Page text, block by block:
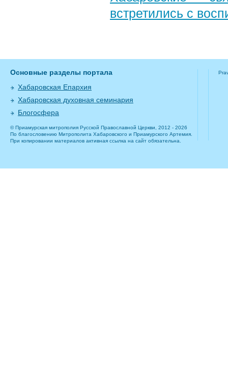
встретились с
Основные разделы портала
Хабаровская Епархия
Хабаровская духовная семинария
Блогосфера
© Приамурская митрополия Русской Православной Церкви, 2012 - 2026
По благословению Митрополита Хабаровского и Приамурского Артемия.
При копировании материалов активная ссылка на сайт обязательна.